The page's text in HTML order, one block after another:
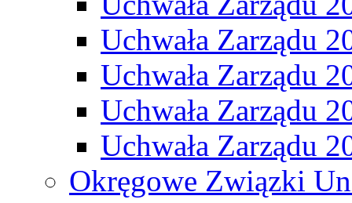
Uchwała Zarządu
Uchwała Zarządu
Uchwała Zarządu
Uchwała Zarządu
Okręgowe Związki